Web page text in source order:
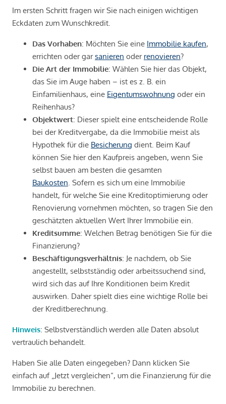
Im ersten Schritt fragen wir Sie nach einigen wichtigen
Eckdaten zum Wunschkredit.
Das Vorhaben: Möchten Sie eine Immobilie kaufen,
errichten oder garsanieren oder renovieren?
Die Art der Immobilie: Wählen Sie hier das Objekt,
das Sie im Auge haben – ist es z. B. ein
Einfamilienhaus, eine Eigentumswohnung oder ein
Reihenhaus?
Objektwert: Dieser spielt eine entscheidende Rolle
bei der Kreditvergabe, da die Immobilie meist als
Hypothek für die Besicherung dient. Beim Kauf
können Sie hier den Kaufpreis angeben, wenn Sie
selbst bauen am besten die gesamten
Baukosten . Sofern es sich um eine Immobilie
handelt, für welche Sie eine Kreditoptimierung oder
Renovierung vornehmen möchten, so tragen Sie den
geschätzten aktuellen Wert Ihrer Immobilie ein.
Kreditsumme: Welchen Betrag benötigen Sie für die
Finanzierung?
Beschäftigungsverhältnis: Je nachdem, ob Sie
angestellt, selbstständig oder arbeitssuchend sind,
wird sich das auf Ihre Konditionen beim Kredit
auswirken. Daher spielt dies eine wichtige Rolle bei
der Kreditberechnung.
Hinweis: Selbstverständlich werden alle Daten absolut
vertraulich behandelt.
Haben Sie alle Daten eingegeben? Dann klicken Sie
einfach auf „Jetzt vergleichen“, um die Finanzierung für die
Immobilie zu berechnen.